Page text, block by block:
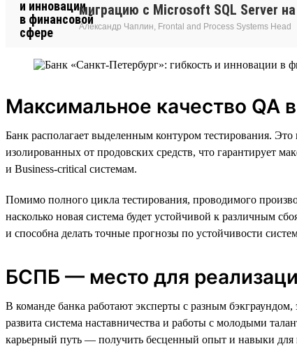
миграцию с Microsoft SQL Server
Александр Чаплин, Frontal and Process Systems Head
Максимальное качество QA
Банк располагает выделенным контуром тестирования.
изолированных от продовских средств, что гарантирует
и Business-critical системам.
Помимо полного цикла тестирования, проводимого
насколько новая система будет устойчивой к различным
и способна делать точные прогнозы по устойчивости
БСПБ — место для
В команде банка работают эксперты с разным
развита система наставничества и работы с молодыми
карьерный путь — получить бесценный опыт и навыки для